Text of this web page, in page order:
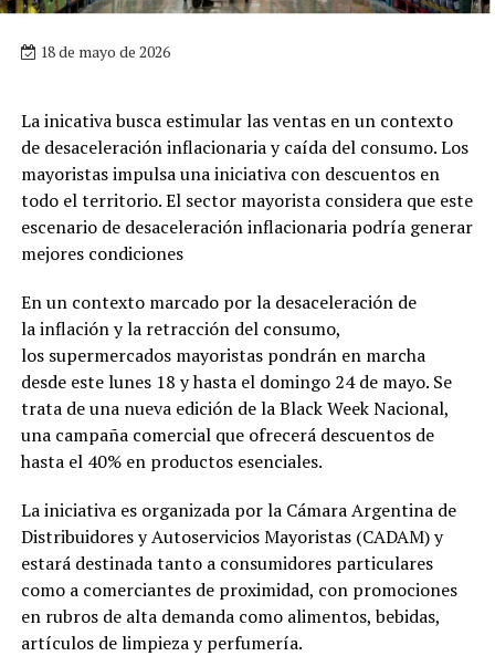
18 de mayo de 2026
La inicativa busca estimular las ventas en un contexto
de desaceleración inflacionaria y caída del consumo. Los
mayoristas impulsa una iniciativa con descuentos en
todo el territorio. El sector mayorista considera que este
escenario de desaceleración inflacionaria podría generar
mejores condiciones
En un contexto marcado por la desaceleración de
la inflación y la retracción del consumo,
los supermercados mayoristas pondrán en marcha
desde este lunes 18 y hasta el domingo 24 de mayo. Se
trata de una nueva edición de la Black Week Nacional,
una campaña comercial que ofrecerá descuentos de
hasta el 40% en productos esenciales.
La iniciativa es organizada por la Cámara Argentina de
Distribuidores y Autoservicios Mayoristas (CADAM) y
estará destinada tanto a consumidores particulares
como a comerciantes de proximidad, con promociones
en rubros de alta demanda como alimentos, bebidas,
artículos de limpieza y perfumería.